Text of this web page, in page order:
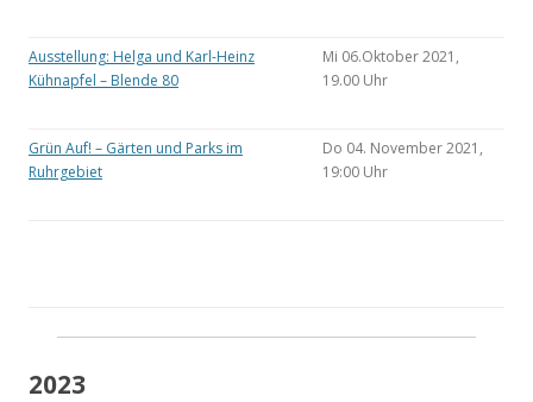
Ausstellung: Helga und Karl-Heinz
Kühnapfel – Blende 80
Mi 06.Oktober 2021,
19.00 Uhr
Grün Auf! – Gärten und Parks im
Ruhrgebiet
Do 04. November 2021,
19:00 Uhr
2023